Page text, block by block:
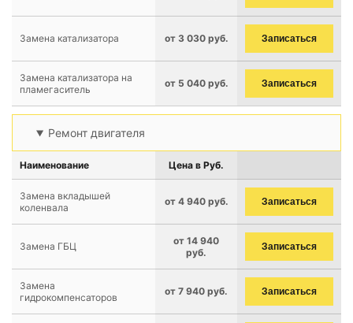
Замена катализатора от 3 030 руб. Записаться
Замена катализатора на
пламегаситель
от 5 040 руб. Записаться
Ремонт двигателя
Наименование Цена в Руб.
Замена вкладышей
коленвала
от 4 940 руб. Записаться
Замена ГБЦ
от 14 940
руб.
Записаться
Замена
гидрокомпенсаторов
от 7 940 руб. Записаться